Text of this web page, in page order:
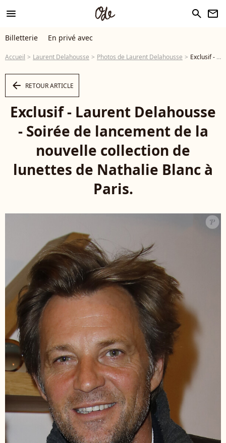
menu search newsletter
Billetterie En privé avec
Accueil Laurent Delahousse Photos de Laurent Delahousse Exclusif - Laurent Delahousse - Soirée de lancement de la nouvelle collection de lunettes de Nathalie Blanc à Paris. © Marc Ausset-Lacroix/Bestimage - Photo
arrow_left RETOUR ARTICLE
Exclusif - Laurent Delahousse
- Soirée de lancement de la
nouvelle collection de
lunettes de Nathalie Blanc à
Paris.